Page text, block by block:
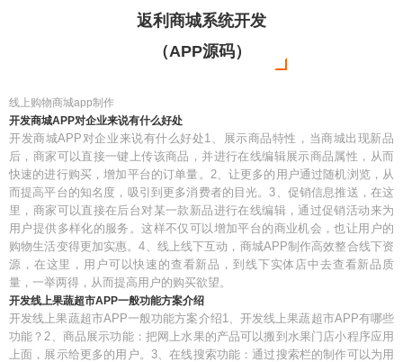
返利商城系统开发
（APP源码）
线上购物商城app制作
开发商城APP对企业来说有什么好处
开发商城APP对企业来说有什么好处1、展示商品特性，当商城出现新品
后，商家可以直接一键上传该商品，并进行在线编辑展示商品属性，从而
快速的进行购买，增加平台的订单量。2、让更多的用户通过随机浏览，从
而提高平台的知名度，吸引到更多消费者的目光。3、促销信息推送，在这
里，商家可以直接在后台对某一款新品进行在线编辑，通过促销活动来为
用户提供多样化的服务。这样不仅可以增加平台的商业机会，也让用户的
购物生活变得更加实惠。4、线上线下互动，商城APP制作高效整合线下资
源，在这里，用户可以快速的查看新品，到线下实体店中去查看新品质
量，一举两得，从而提高用户的购买欲望。
开发线上果蔬超市APP一般功能方案介绍
开发线上果蔬超市APP一般功能方案介绍1、开发线上果蔬超市APP有哪些
功能？2、商品展示功能：把网上水果的产品可以搬到水果门店小程序应用
上面，展示给更多的用户。3、在线搜索功能：通过搜索栏的制作可以为用